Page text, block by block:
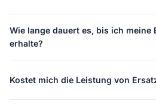
Wie lange dauert es, bis ich meine
erhalte?
Kostet mich die Leistung von